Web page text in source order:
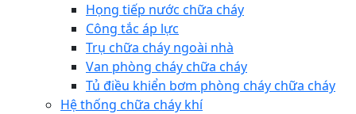
Họng tiếp nước chữa cháy
Công tắc áp lực
Trụ chữa cháy ngoài nhà
Van phòng cháy chữa cháy
Tủ điều khiển bơm phòng cháy chữa cháy
Hệ thống chữa cháy khí